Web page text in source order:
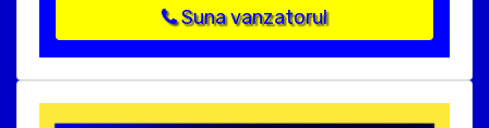
Suna vanzatorul